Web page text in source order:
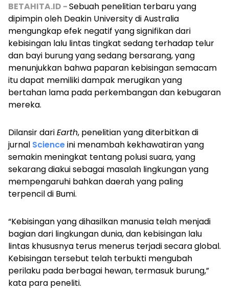
BETAHITA.ID -Sebuah penelitian terbaru yang
dipimpin oleh Deakin University di Australia
mengungkap efek negatif yang signifikan dari
kebisingan lalu lintas tingkat sedang terhadap telur
dan bayi burung yang sedang bersarang, yang
menunjukkan bahwa paparan kebisingan semacam
itu dapat memiliki dampak merugikan yang
bertahan lama pada perkembangan dan kebugaran
mereka.
Dilansir dariEarth, penelitian yang diterbitkan di
jurnal Scienceini menambah kekhawatiran yang
semakin meningkat tentang polusi suara, yang
sekarang diakui sebagai masalah lingkungan yang
mempengaruhi bahkan daerah yang paling
terpencil di Bumi.
“Kebisingan yang dihasilkan manusia telah menjadi
bagian dari lingkungan dunia, dan kebisingan lalu
lintas khususnya terus menerus terjadi secara global.
Kebisingan tersebut telah terbukti mengubah
perilaku pada berbagai hewan, termasuk burung,”
kata para peneliti.